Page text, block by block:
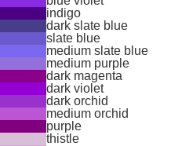
indigo
dark slate blue
slate blue
medium slate blue
medium purple
dark magenta
dark violet
dark orchid
medium orchid
purple
thistle